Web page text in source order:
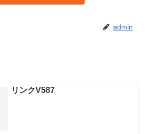
admin
リンクV587